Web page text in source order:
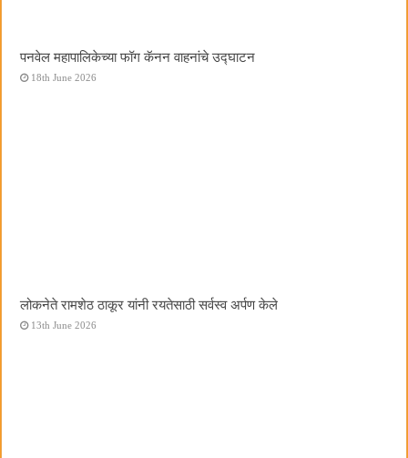
पनवेल महापालिकेच्या फॉग कॅनन वाहनांचे उद्घाटन
18th June 2026
लोकनेते रामशेठ ठाकूर यांनी रयतेसाठी सर्वस्व अर्पण केले
13th June 2026